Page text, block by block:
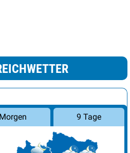
Morgen 9 Tage